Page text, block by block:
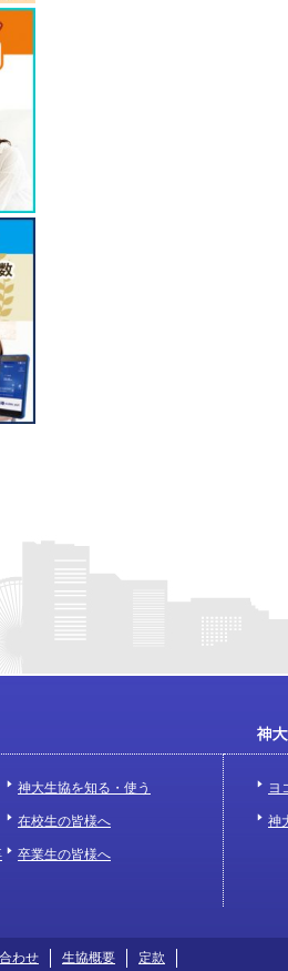
神大生協を知る・使う
在校生の皆様へ
卒業生の皆様へ
ヨ
神
わせ 生協概要 定款